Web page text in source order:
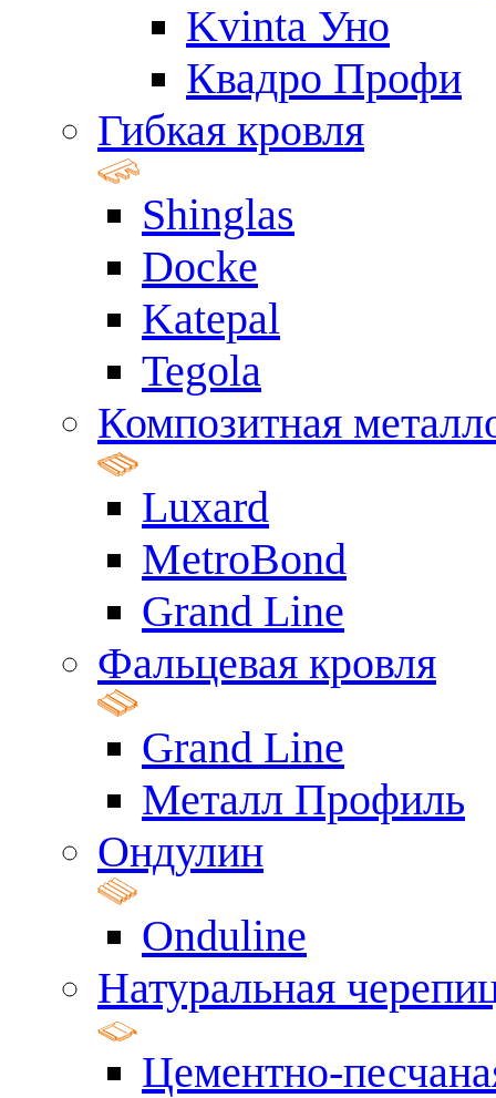
Kvinta Уно
Квадро Профи
Гибкая кровля
Shinglas
Docke
Katepal
Tegola
Композитная
Luxard
MetroBond
Grand Line
Фальцевая кровля
Grand Line
Металл Профиль
Ондулин
Onduline
Натуральная
Цементно-